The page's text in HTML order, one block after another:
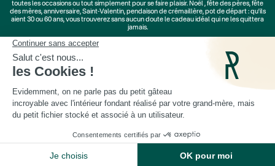
toutes les occasions ou tout simplement pour se faire plaisir. Noël,fête des pères,fête
des mères,anniversaire,Saint-Valentin,pendaison de crémaillère, pot de départ : qu'ils
aient 30 ou 60 ans, vous trouverez sans aucun doute le cadeau idéal qui ne les quittera
jamais.
Cadeaux Saint-Valentin|Cadeaux Fête des Grands-Mères
Cadeaux Fête des Pères
Cadeaux Secret Santa
© Les Raffineurs 2014-2026 | Mentions légales-Cookies-Politique de confidentialité